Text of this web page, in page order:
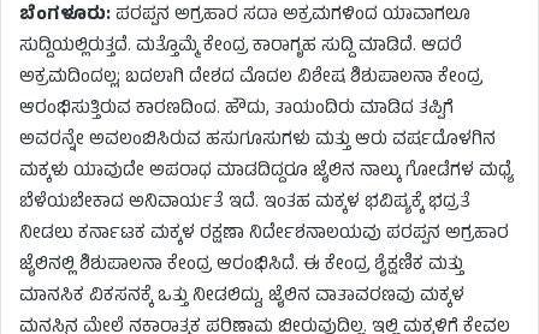
ಬೆಂಗಳೂರು:ಪರಪ್ಪನ ಅಗ್ರಹಾರ ಸದಾ ಅಕ್ರಮಗಳಿಂದ ಯಾವಾಗಲೂ
ಸುದ್ದಿಯಲ್ಲಿರುತ್ತದೆ. ಮತ್ತೊಮ್ಮೆ ಕೇಂದ್ರ ಕಾರಾಗೃಹ ಸುದ್ದಿ ಮಾಡಿದೆ. ಆದರೆ
ಅಕ್ರಮದಿಂದಲ್ಲ; ಬದಲಾಗಿ ದೇಶದ ಮೊದಲ ವಿಶೇಷ ಶಿಶುಪಾಲನಾ ಕೇಂದ್ರ
ಆರಂಭಿಸುತ್ತಿರುವ ಕಾರಣದಿಂದ. ಹೌದು, ತಾಯಂದಿರು ಮಾಡಿದ ತಪ್ಪಿಗೆ
ಅವರನ್ನೇ ಅವಲಂಬಿಸಿರುವ ಹಸುಗೂಸುಗಳು ಮತ್ತು ಆರು ವರ್ಷದೊಳಗಿನ
ಮಕ್ಕಳು ಯಾವುದೇ ಅಪರಾಧ ಮಾಡದಿದ್ದರೂ ಜೈಲಿನ ನಾಲ್ಕು ಗೋಡೆಗಳ ಮಧ್ಯೆ
ಬೆಳೆಯಬೇಕಾದ ಅನಿವಾರ್ಯತೆ ಇದೆ. ಇಂತಹ ಮಕ್ಕಳ ಭವಿಷ್ಯಕ್ಕೆ ಭದ್ರತೆ
ನೀಡಲು ಕರ್ನಾಟಕ ಮಕ್ಕಳ ರಕ್ಷಣಾ ನಿರ್ದೇಶನಾಲಯವು ಪರಪ್ಪನ ಅಗ್ರಹಾರ
ಜೈಲಿನಲ್ಲಿ ಶಿಶುಪಾಲನಾ ಕೇಂದ್ರ ಆರಂಭಿಸಿದೆ. ಈ ಕೇಂದ್ರ ಶೈಕ್ಷಣಿಕ ಮತ್ತು
ಮಾನಸಿಕ ವಿಕಸನಕ್ಕೆ ಒತ್ತು ನೀಡಲಿದ್ದು, ಜೈಲಿನ ವಾತಾವರಣವು ಮಕ್ಕಳ